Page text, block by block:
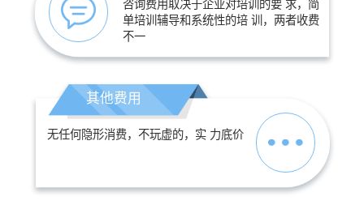
咨询费用取决于企业对培训的要 求，简
单培训辅导和系统性的培 训，两者收费
不一
其他费用
无任何隐形消费，不玩虚的，实 力底价